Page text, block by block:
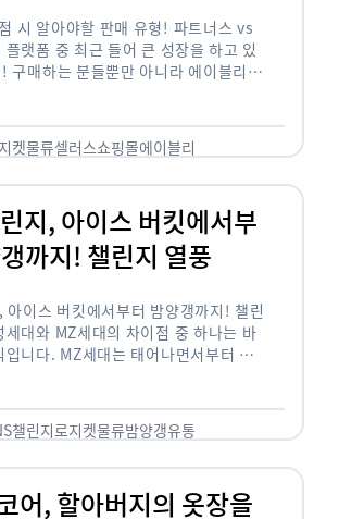
시 알아야할 판매 유형! 파트너스 vs
플랫폼 중 최근 들어 큰 성장을 하고 있
구매하는 분들뿐만 아니라 에이블리에
켓물류셀러스쇼핑몰에이블리
지, 아이스 버킷에서부
까지! 챌린지 열풍
아이스 버킷에서부터 밤양갱까지! 챌린
세대와 MZ세대의 차이점 중 하나는 바
입니다. MZ세대는 태어나면서부터 디
챌린지로지켓물류밤양갱유통
어, 할아버지의 옷장을